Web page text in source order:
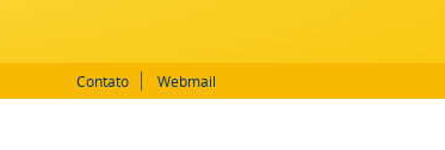
Contato Webmail